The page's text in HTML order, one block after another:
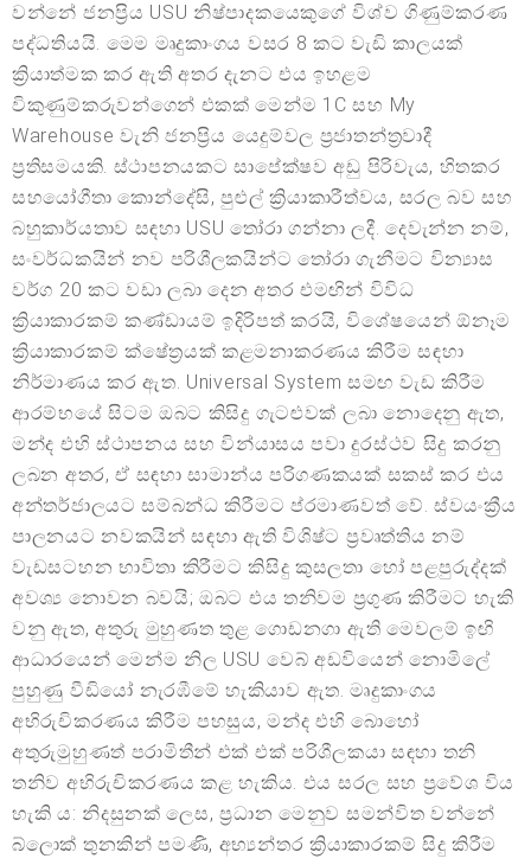
වන්නේ ජනප්‍රිය USU නිෂ්පාදකයෙකුගේ විශ්ව ගිණුම්කරණ
පද්ධතියයි. මෙම මෘදුකාංගය වසර 8 කට වැඩි කාලයක්
ක්‍රියාත්මක කර ඇති අතර දැනට එය ඉහළම
විකුණුම්කරුවන්ගෙන් එකක් මෙන්ම 1C සහ My
Warehouse වැනි ජනප්‍රිය යෙදුම්වල ප්‍රජාතන්ත්‍රවාදී
ප්‍රතිසමයකි. ස්ථාපනයකට සාපේක්ෂව අඩු පිරිවැය, හිතකර
සහයෝගීතා කොන්දේසි, පුළුල් ක්‍රියාකාරීත්වය, සරල බව සහ
බහුකාර්යතාව සඳහා USU තෝරා ගන්නා ලදී. දෙවැන්න නම්,
සංවර්ධකයින් නව පරිශීලකයින්ට තෝරා ගැනීමට වින්‍යාස
වර්ග 20 කට වඩා ලබා දෙන අතර එමඟින් විවිධ
ක්‍රියාකාරකම් කණ්ඩායම් ඉදිරිපත් කරයි, විශේෂයෙන් ඕනෑම
ක්‍රියාකාරකම් ක්ෂේත්‍රයක් කළමනාකරණය කිරීම සඳහා
නිර්මාණය කර ඇත. Universal System සමඟ වැඩ කිරීම
ආරම්භයේ සිටම ඔබට කිසිදු ගැටළුවක් ලබා නොදෙනු ඇත,
මන්ද එහි ස්ථාපනය සහ වින්යාසය පවා දුරස්ථව සිදු කරනු
ලබන අතර, ඒ සඳහා සාමාන්ය පරිගණකයක් සකස් කර එය
අන්තර්ජාලයට සම්බන්ධ කිරීමට ප්රමාණවත් වේ. ස්වයංක්‍රීය
පාලනයට නවකයින් සඳහා ඇති විශිෂ්ට ප්‍රවෘත්තිය නම්
වැඩසටහන භාවිතා කිරීමට කිසිදු කුසලතා හෝ පළපුරුද්දක්
අවශ්‍ය නොවන බවයි; ඔබට එය තනිවම ප්‍රගුණ කිරීමට හැකි
වනු ඇත, අතුරු මුහුණත තුළ ගොඩනගා ඇති මෙවලම් ඉඟි
ආධාරයෙන් මෙන්ම නිල USU වෙබ් අඩවියෙන් නොමිලේ
පුහුණු වීඩියෝ නැරඹීමේ හැකියාව ඇත. මෘදුකාංගය
අභිරුචිකරණය කිරීම පහසුය, මන්ද එහි බොහෝ
අතුරුමුහුණත් පරාමිතීන් එක් එක් පරිශීලකයා සඳහා තනි
තනිව අභිරුචිකරණය කළ හැකිය. එය සරල සහ ප්‍රවේශ විය
හැකි ය: නිදසුනක් ලෙස, ප්‍රධාන මෙනුව සමන්විත වන්නේ
බ්ලොක් තුනකින් පමණි, අභ්‍යන්තර ක්‍රියාකාරකම් සිදු කිරීම